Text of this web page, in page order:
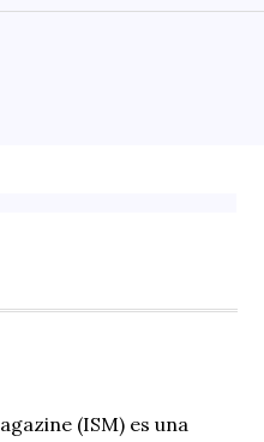
(ISM) es una